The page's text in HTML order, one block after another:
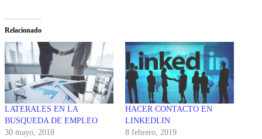
Relacionado
LATERALES EN LA
BUSQUEDA DE EMPLEO
30 mayo, 2018
HACER CONTACTO EN
LINKEDLIN
8 febrero, 2019